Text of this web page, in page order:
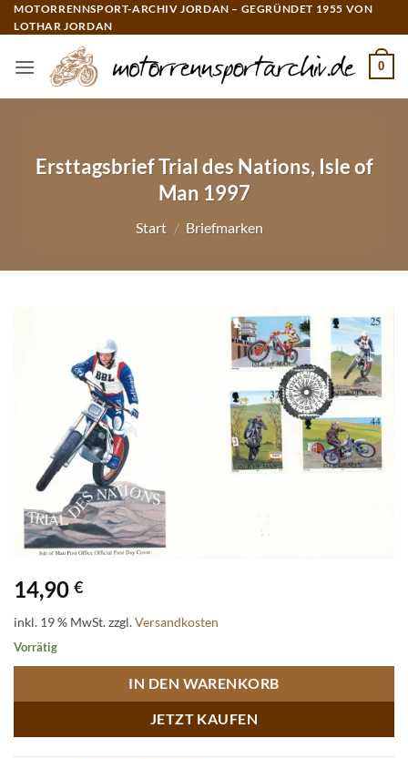
Zum
Inhalt
MOTORRENNSPORT-ARCHIV JORDAN – GEGRÜNDET 1955 VON
LOTHAR JORDAN
0
Ersttagsbrief Trial des Nations, Isle of
Man 1997
Start / Briefmarken
14,90 €
inkl. 19 % MwSt.zzgl.Versandkosten
Vorrätig
IN DEN WARENKORB
JETZT KAUFEN